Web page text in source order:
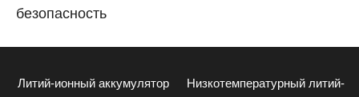
безопасность
Литий-ионный аккумулятор Низкотемпературный литий-